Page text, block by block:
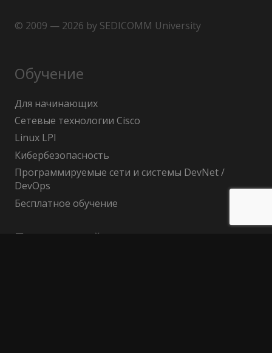
© 2009 — 2026 by SEDICOMM University
Обучение
Для начинающих
Сетевые технологии Cisco
Linux LPI
Кибербезопасность
Программируемые сети и системы DevNet /
DevOps
Бесплатное обучение
Поиск по сайту